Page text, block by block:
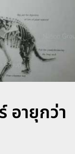
อายุกว่า